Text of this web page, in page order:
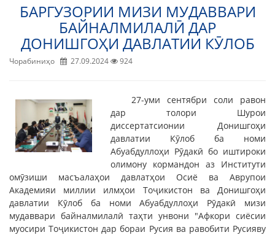
БАРГУЗОРИИ МИЗИ МУДАВВАРИ
БАЙНАЛМИЛАЛӢ ДАР
ДОНИШГОҲИ ДАВЛАТИИ КӮЛОБ
Чорабиниҳо 27.09.2024 924
27-уми сентябри соли равон
дар толори Шурои
диссертатсионии Донишгоҳи
давлатии Кӯлоб ба номи
Абуабдуллоҳи Рӯдакӣ бо иштироки
олимону кормандон аз Институти
омӯзиши масъалаҳои давлатҳои Осиё ва Аврупои
Академияи миллии илмҳои Тоҷикистон ва Донишгоҳи
давлатии Кӯлоб ба номи Абуабдуллоҳи Рӯдакӣ мизи
мудаввари байналмилалӣ таҳти унвони "Афкори сиёсии
муосири Тоҷикистон дар бораи Русия ва равобити Русияву